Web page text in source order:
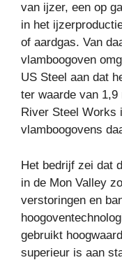
van ijzer, een op
in het
of aardgas. Van
vlamboogoven
US Steel aan dat
ter waarde van
River Steel Works
vlamboogovens
Het bedrijf zei dat
in de Mon Valley
verstoringen en
gebruikt
superieur is aan